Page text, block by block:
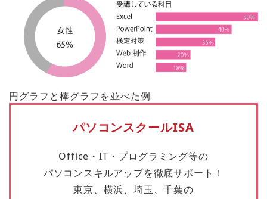
円グラフと棒グラフを並べた例
パソコンスクールISA
Office・IT・プログラミング等の
パソコンスキルアップを徹底サポート！
東京、横浜、埼玉、千葉の